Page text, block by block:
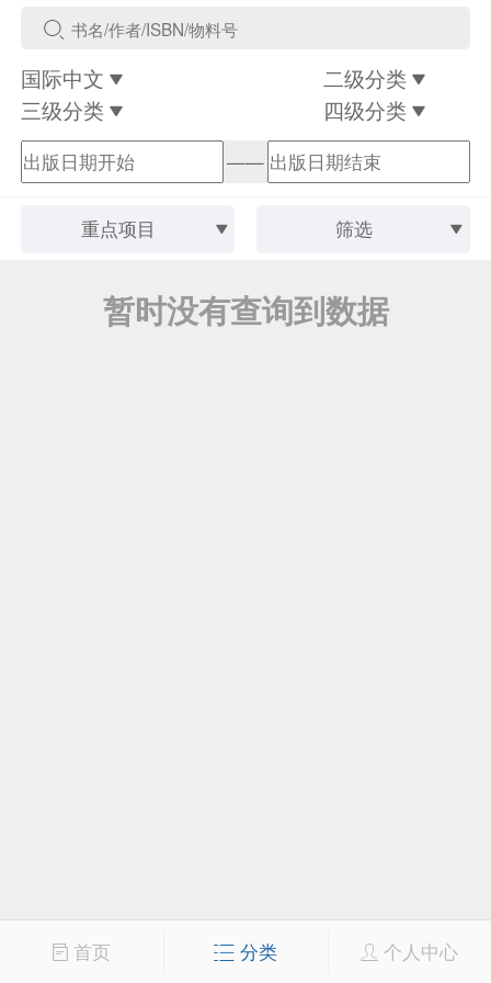
国际中文
二级分类
三级分类
四级分类
——
重点项目 筛选
暂时没有查询到数据
首页 分类 个人中心